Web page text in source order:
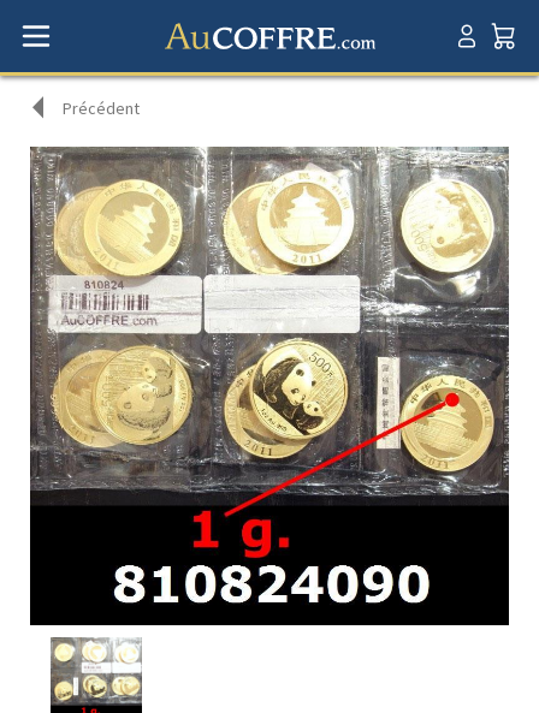
Précédent
Avers
produit